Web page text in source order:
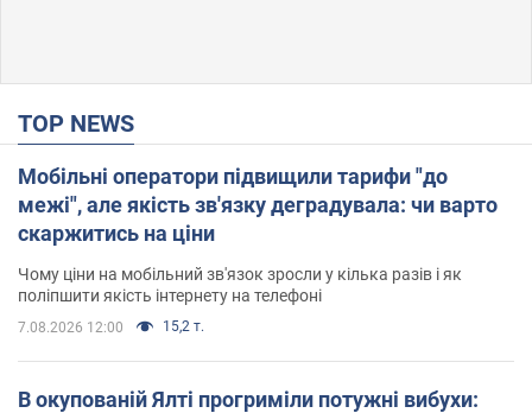
TOP NEWS
Мобільні оператори підвищили тарифи "до
межі", але якість зв'язку деградувала: чи варто
скаржитись на ціни
Чому ціни на мобільний зв'язок зросли у кілька разів і як
поліпшити якість інтернету на телефоні
7.08.2026 12:00 15,2 т.
В окупованій Ялті прогриміли потужні вибухи: